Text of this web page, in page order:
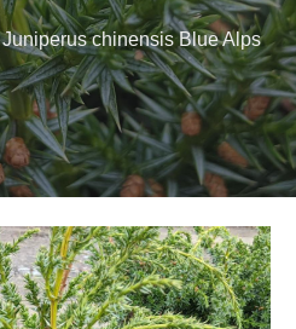
Juniperus chinensis Blue Alps